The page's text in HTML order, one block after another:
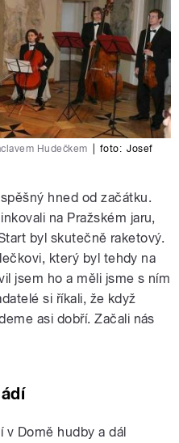
Hudečkem foto: Josef
hned od začátku.
na Pražském jaru,
byl skutečně raketový.
který byl tehdy na
jsem ho a měli jsme s ním
si říkali, že když
asi dobří. Začali nás
v Domě hudby a dál